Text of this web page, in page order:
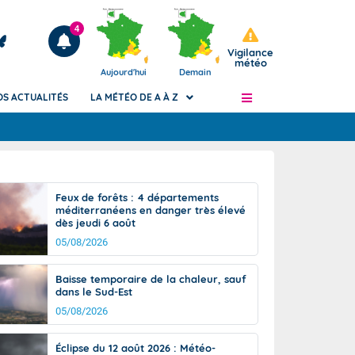
Articles
4
Aujourd'hui Demain
Vigilance
météo
de
Phénomènes dangereux de J+2 à J+7
Avertissement pluies intenses à l'échelle
des communes (Apic)
Bulletins Marine
Bulletins d'estimation du risque
d'avalanche
Météo des forêts
Vigicrues
ACTUALITÉS LA MÉTÉO DE A À Z
Feux de forêts : 4 départements
méditerranéens en danger très élevé
dès jeudi 6 août
05/08/2026
Baisse temporaire de la chaleur, sauf
dans le Sud-Est
05/08/2026
Éclipse du 12 août 2026 : Météo-